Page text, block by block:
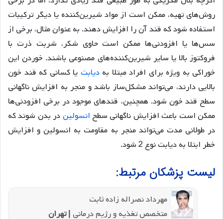
روش‌های تهیه، ممکن است از مواد شیرین‌کننده یا دیگر ترکیبات
استفاده شود که قند آن را افزایش دهند. به عنوان مثال، برخی از
سس‌ها یا افزودنی‌ها ممکن است حاوی شکر، شربت ذرت با
فروکتوز بالا یا سایر شیرین‌کننده‌های مصنوعی باشند. خوردن این
خوراکی به ویژه برای افراد مبتلا بهدیابت یا کسانی که قند خون
بالایی دارند، می‌تواند مشکل‌ساز باشد و منجر به افزایش ناگهانی
سطح قند خون شود. همچنین، قندهای موجود در برخی افزودنی‌ها
ممکن است باعث افزایش ناگهانی سطح انسولین در بدن شوند که
در طولانی مدت می‌تواند منجر به مقاومت به انسولین و افزایش
خطر ابتلا به دیابت نوع 2 شود.
لیست پزشکان مرتبط:
مهرداد نصراله زاده ثابت
متخصص تغذیه و رژیم درمانی | تهران